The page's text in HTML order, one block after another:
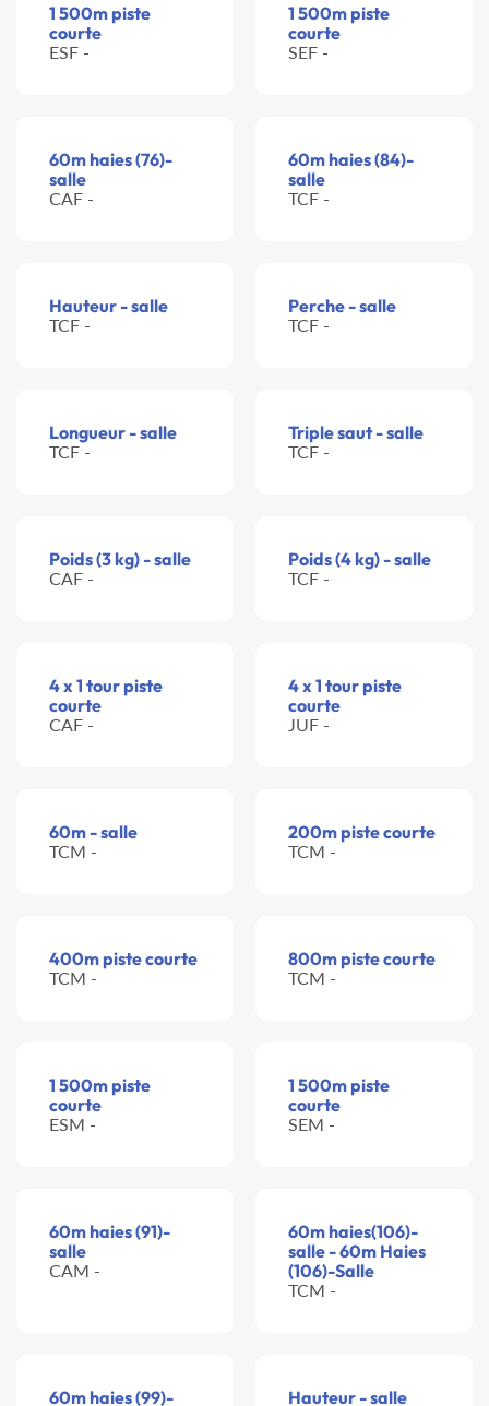
1 500m piste
courte
ESF -
1 500m piste
courte
SEF -
60m haies (76)-
salle
CAF -
60m haies (84)-
salle
TCF -
Hauteur - salle
TCF -
Perche - salle
TCF -
Longueur - salle
TCF -
Triple saut - salle
TCF -
Poids (3 kg) - salle
CAF -
Poids (4 kg) - salle
TCF -
4 x 1 tour piste
courte
CAF -
4 x 1 tour piste
courte
JUF -
60m - salle
TCM -
200m piste courte
TCM -
400m piste courte
TCM -
800m piste courte
TCM -
1 500m piste
courte
ESM -
1 500m piste
courte
SEM -
60m haies (91)-
salle
CAM -
60m haies(106)-
salle - 60m Haies
(106)-Salle
TCM -
60m haies (99)- Hauteur - salle